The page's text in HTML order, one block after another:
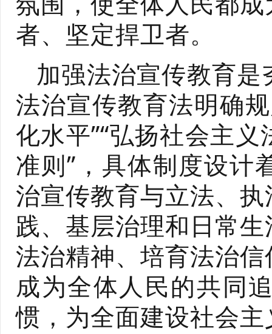
者、坚定捍卫者。
加强法治宣传教育
法治宣传教育法明确
化水平”“弘扬社会主
准则”，具体制度设计
治宣传教育与立法、
践、基层治理和日常
法治精神、培育法治
成为全体人民的共同
惯，为全面建设社会